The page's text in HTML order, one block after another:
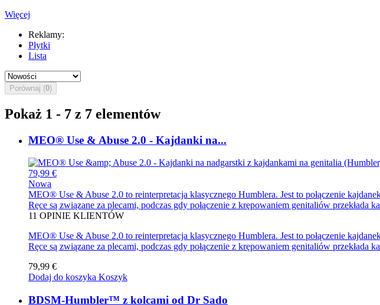
Więcej
Reklamy:
Płytki
Lista
Porównaj (0)
Pokaż 1 - 7 z 7 elementów
MEO® Use & Abuse 2.0 - Kajdanki na...
79,99 €
Nowa
MEO® Use & Abuse 2.0 to reinterpretacja klasycznego Humblera. Jest to połączenie
Ręce są związane za plecami, podczas gdy połączenie z krępowaniem genitaliów przekłada
11 OPINIE KLIENTÓW
MEO® Use & Abuse 2.0 to reinterpretacja klasycznego Humblera. Jest to połączenie
Ręce są związane za plecami, podczas gdy połączenie z krępowaniem genitaliów przekłada
79,99 €
Dodaj do koszyka Koszyk
BDSM-Humbler™ z kolcami od Dr Sado